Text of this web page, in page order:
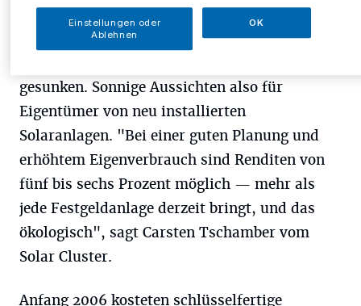
Vergütungssätze für den Teil des Solarstroms,
der in das Netz eingespeist wird, sind zum 1.
gesunken. Sonnige Aussichten also für
Eigentümer von neu installierten
Solaranlagen. "Bei einer guten Planung und
erhöhtem Eigenverbrauch sind Renditen von
fünf bis sechs Prozent möglich — mehr als
jede Festgeldanlage derzeit bringt, und das
ökologisch", sagt Carsten Tschamber vom
Solar Cluster.
Anfang 2006 kosteten schlüsselfertige
Einstellungen oder
Ablehnen
OK